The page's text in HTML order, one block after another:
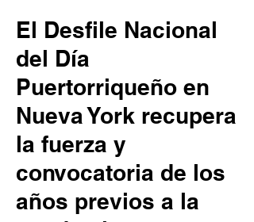
El Desfile Nacional
del Día
Puertorriqueño en
Nueva York recupera
la fuerza y
convocatoria de los
años previos a la